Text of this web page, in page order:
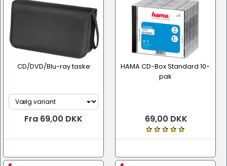
CD/DVD/Blu-ray taske
Fra 69,00 DKK
HAMA CD-Box Standard 10-
pak
69,00 DKK